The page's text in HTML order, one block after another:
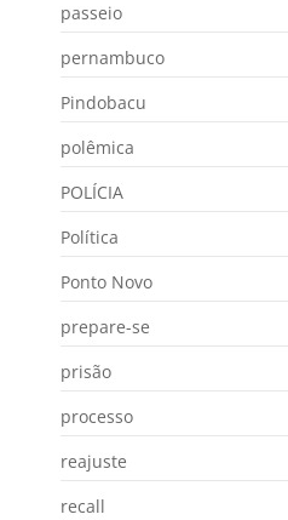
passeio
pernambuco
Pindobacu
polêmica
POLÍCIA
Política
Ponto Novo
prepare-se
prisão
processo
reajuste
recall